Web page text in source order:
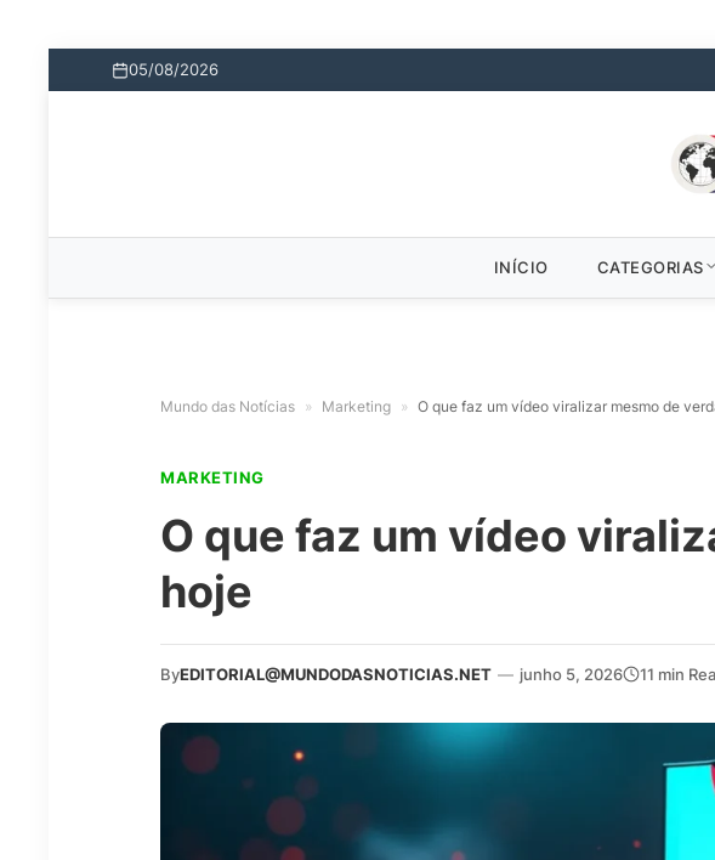
05/08/2026
INÍCIO CATEGORIAS
Mundo das Notícias » Marketing » O que faz um vídeo viralizar mesmo de
MARKETING
O que faz um vídeo
hoje
ByEDITORIAL@MUNDODASNOTICIAS.NET — junho 5, 2026 11 min